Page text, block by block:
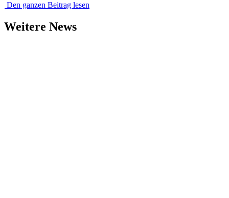
Den ganzen Beitrag lesen
Weitere News